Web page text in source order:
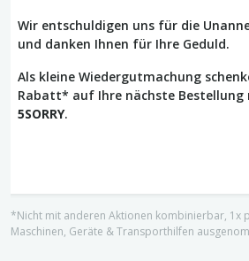
Wir entschuldigen uns für die
und danken Ihnen für Ihre Geduld.
Als kleine Wiedergutmachung
Rabatt* auf Ihre nächste Bestellung
5SORRY.
*Nicht mit anderen Aktionen kombinierbar, 1x
Maschinen, Geräte & Transporthilfen